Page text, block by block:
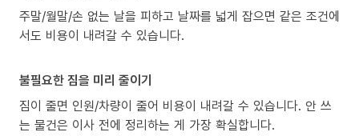
주말/월말/손 없는 날을 피하고 날짜를 넓게 잡으면 같은 조건에
서도 비용이 내려갈 수 있습니다.
불필요한 짐을 미리 줄이기
짐이 줄면 인원/차량이 줄어 비용이 내려갈 수 있습니다. 안 쓰
는 물건은 이사 전에 정리하는 게 가장 확실합니다.